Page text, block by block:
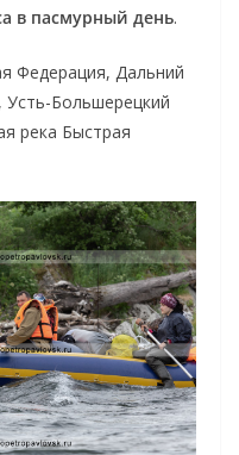
в пасмурный день.
Федерация, Дальний
Усть-Большерецкий
река Быстрая